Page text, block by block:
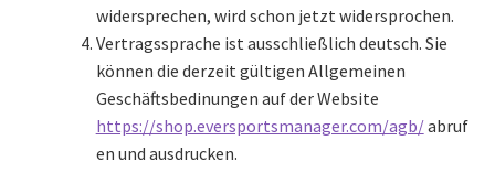
Widerrufsbelehrung
Zahlungsarten
widersprechen, wird schon jetzt widersprochen.
Vertragssprache ist ausschließlich deutsch. Sie
können die derzeit gültigen Allgemeinen
Geschäftsbedinungen auf der Website
https://shop.eversportsmanager.com/agb/abruf
en und ausdrucken.